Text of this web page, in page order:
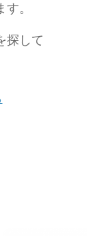
。
探して